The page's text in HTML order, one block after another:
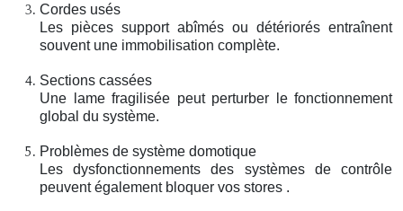
Cordes usés
Les pièces support abîmés ou détériorés entraînent
souvent une immobilisation complète.
Sections cassées
Une lame fragilisée peut perturber le fonctionnement
global du système.
Problèmes de système domotique
Les dysfonctionnements des systèmes de contrôle
peuvent également bloquer vos stores .